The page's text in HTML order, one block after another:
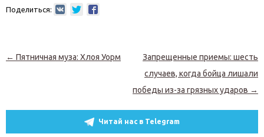
Поделиться:
Навигация по записям
← Пятничная муза: Хлоя Уорм
Запрещенные приемы: шесть
случаев, когда бойца лишали
победы из-за грязных ударов →
Читай нас в Telegram